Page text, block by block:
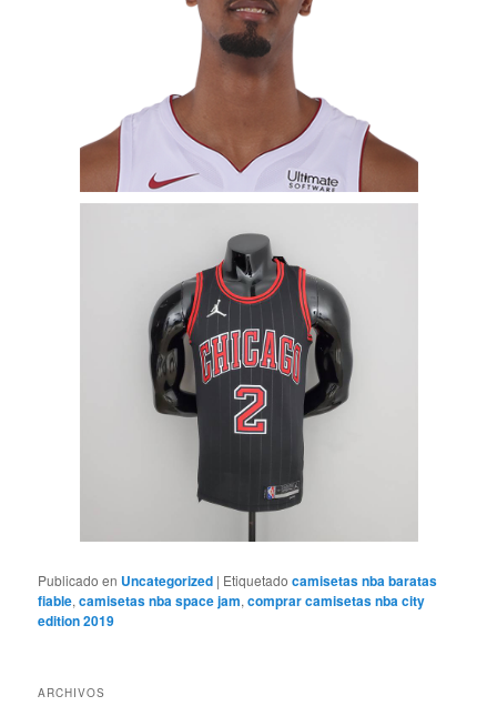
Publicado en Uncategorized | Etiquetado camisetas nba baratas
fiable,camisetas nba space jam,comprar camisetas nba city
edition 2019
ARCHIVOS